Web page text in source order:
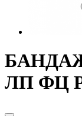
ЛП ФЦ